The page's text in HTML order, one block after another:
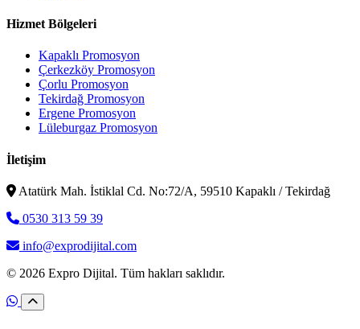
Hizmet Bölgeleri
Kapaklı Promosyon
Çerkezköy Promosyon
Çorlu Promosyon
Tekirdağ Promosyon
Ergene Promosyon
Lüleburgaz Promosyon
İletişim
Atatürk Mah. İstiklal Cd. No:72/A, 59510 Kapaklı / Tekirdağ
0530 313 59 39
info@exprodijital.com
© 2026 Expro Dijital. Tüm hakları saklıdır.